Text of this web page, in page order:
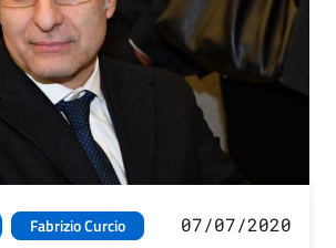
Fabrizio Curcio
07/07/2020